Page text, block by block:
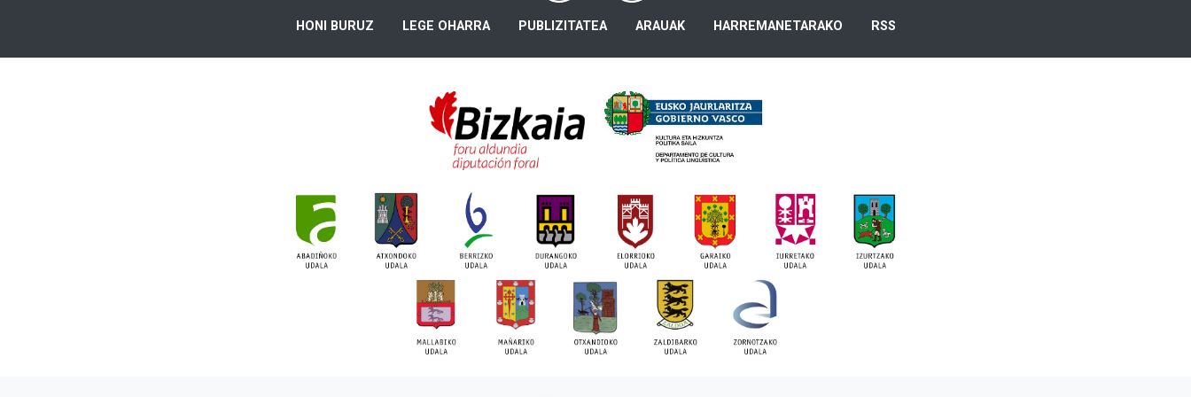
HONI BURUZ LEGE OHARRA PUBLIZITATEA ARAUAK HARREMANETARAKO RSS